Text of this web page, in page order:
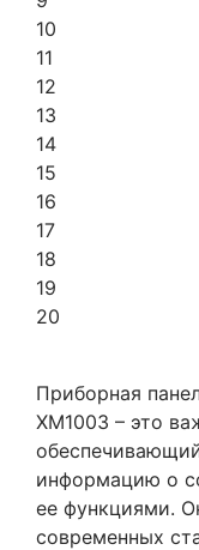
10
11
12
13
14
15
16
17
18
19
20
Приборная
XM1003 – это
информацию о
ее функциями.
современных